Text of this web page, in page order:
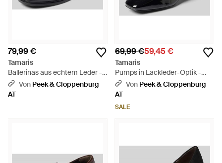
79,99 €
Tamaris
Ballerinas aus echtem Leder -
Schwarz
Von Peek & Cloppenburg
AT
69,99 €59,45 €
Tamaris
Pumps in Lackleder-Optik -
Schwarz
Von Peek & Cloppenburg
AT
SALE